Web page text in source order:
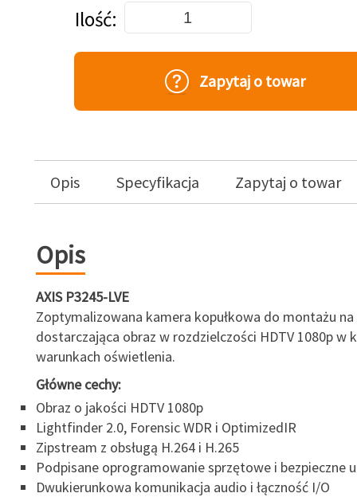
Dodaj do koszyka
Ilość
Zapytaj o towar
Opis Specyfikacja Zapytaj o towar
Opis
AXIS P3245-LVE
Zoptymalizowana kamera kopułkowa do montażu
dostarczająca obraz w rozdzielczości HDTV 1080p w
warunkach oświetlenia.
Główne cechy:
Obraz o jakości HDTV 1080p
Lightfinder 2.0, Forensic WDR i OptimizedIR
Zipstream z obsługą H.264 i H.265
Podpisane oprogramowanie sprzętowe i bezpieczne
Dwukierunkowa komunikacja audio i łączność I/O